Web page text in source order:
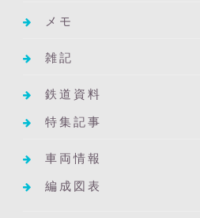
メモ
雑記
鉄道資料
特集記事
車両情報
編成図表